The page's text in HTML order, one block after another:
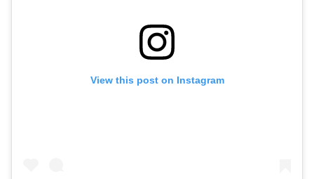
View this post on Instagram